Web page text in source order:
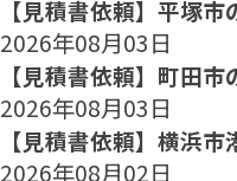
【見積書依頼】平塚市
2026年08月03日
【見積書依頼】町田市
2026年08月03日
【見積書依頼】横浜
2026年08月02日